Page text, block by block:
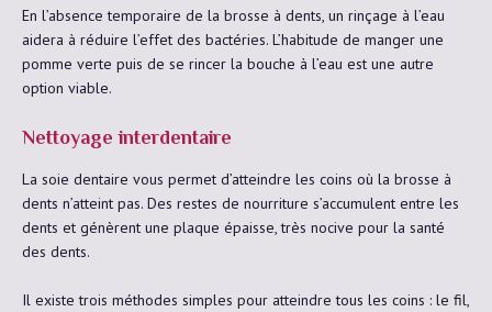
En l’absence temporaire de la brosse à dents, un rinçage à l’eau
aidera à réduire l’effet des bactéries. L’habitude de manger une
pomme verte puis de se rincer la bouche à l’eau est une autre
option viable.
Nettoyage interdentaire
La soie dentaire vous permet d’atteindre les coins où la brosse à
dents n’atteint pas. Des restes de nourriture s’accumulent entre les
dents et génèrent une plaque épaisse, très nocive pour la santé
des dents.
Il existe trois méthodes simples pour atteindre tous les coins : le fil,